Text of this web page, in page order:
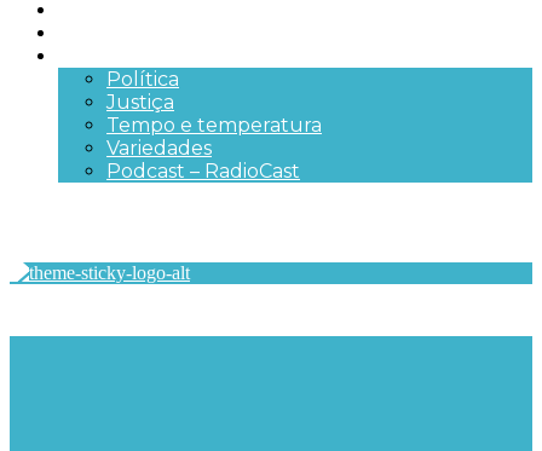
Política
Justiça
Tempo e temperatura
Variedades
Podcast – RadioCast